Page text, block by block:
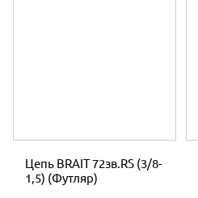
Цепь BRAIT 72зв.RS (3/8-
1,5) (Футляр)